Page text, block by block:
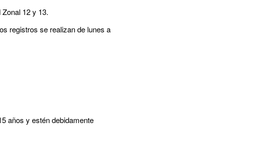
12 y 13.
registros se realizan de lunes a
años y estén debidamente